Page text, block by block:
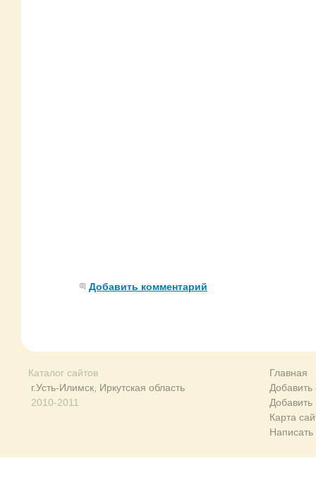
Добавить комментарий
Каталог сайтов
г.Усть-Илимск, Иркутская область
2010-2011
Главная
Добавить
Карта